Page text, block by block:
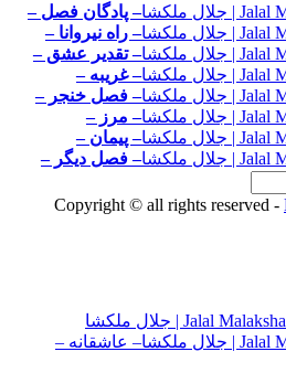
– پادگان فصل –
– راه نیروانا –
– تقدیر عشق –
– غریبه –
– فصل خنجر –
– مرز –
– پیمان –
– فصل دیگر –
Copyright © all rights reserved -
– عاشقانه –